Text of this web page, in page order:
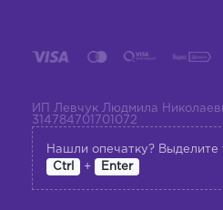
ИП Левчук Людмила
314784701701072
Нашли опечатку? Выделите
Ctrl
+ Enter